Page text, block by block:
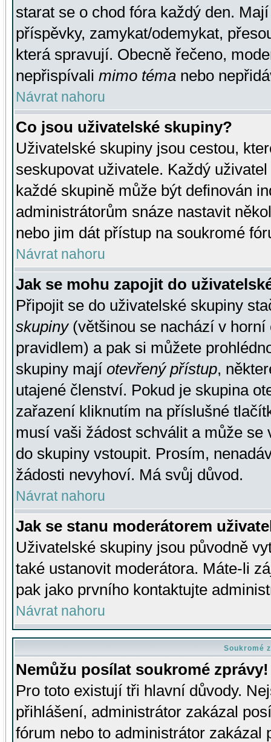
starat se o chod fóra každý den.
příspěvky, zamykat/odemykat,
která spravují. Obecně řečeno,
nepřispívali mimo téma nebo
Návrat nahoru
Co jsou uživatelské skupiny?
Uživatelské skupiny jsou cestou,
seskupovat uživatele. Každý
každé skupině může být definován
administrátorům snáze nastavit
nebo jim dát přístup na soukromé
Návrat nahoru
Jak se mohu zapojit do
Připojit se do uživatelské skupiny
skupiny(většinou se nachází v horní
pravidlem) a pak si můžete
skupiny mají otevřený přístup,
utajené členství. Pokud je skupina
zařazení kliknutím na příslušné
musí vaši žádost schválit a může se
do skupiny vstoupit. Prosím,
žádosti nevyhoví. Má svůj důvod.
Návrat nahoru
Jak se stanu moderátorem
Uživatelské skupiny jsou původně
také ustanovit moderátora. Máte-li
pak jako prvního kontaktujte
Návrat nahoru
Soukromé
Nemůžu posílat soukromé zprávy!
Pro toto existují tři hlavní důvody.
přihlášení, administrátor zakázal
fórum nebo to administrátor zakázal